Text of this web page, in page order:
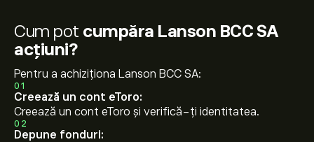
Cum pot cumpăra Lanson BCC SA
acțiuni?
Pentru a achiziționa Lanson BCC SA:
01
Creează un cont eToro:
Creează un cont eToro și verifică-ți identitatea.
02
Depune fonduri: